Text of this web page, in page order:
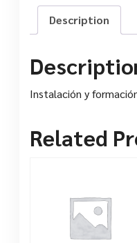
Description
Instalación y
Related